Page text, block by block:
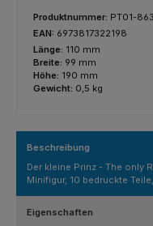
Produktnummer: PT01-
EAN: 6973817322198
Länge: 110 mm
Breite: 99 mm
Höhe: 190 mm
Gewicht: 0,5 kg
Beschreibung
Der kleine Prinz - The only
Minifigur, 10 bedruckte
Eigenschaften